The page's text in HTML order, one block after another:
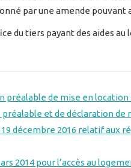
par une amende pouvant
du tiers payant des aides
préalable de mise en
préalable et de déclaration de
19 décembre 2016 relatif aux
2014 pour l’accès au